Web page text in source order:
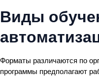
Виды
Форматы различаются по
программы предполагают